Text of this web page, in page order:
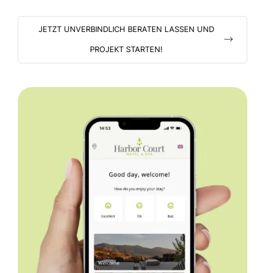
JETZT UNVERBINDLICH BERATEN LASSEN UND
PROJEKT STARTEN!